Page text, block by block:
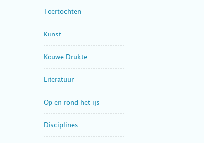
Toertochten
Kunst
Kouwe Drukte
Literatuur
Op en rond het ijs
Disciplines